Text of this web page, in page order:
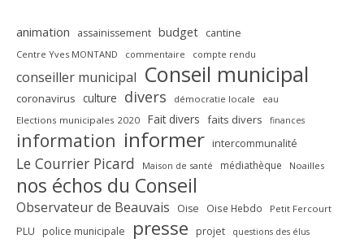
animation assainissement budget cantine
Centre Yves MONTAND commentaire compte rendu
conseiller municipal Conseil municipal
coronavirus culture divers démocratie locale eau
Elections municipales 2020 Fait divers faits divers finances
information informer intercommunalité
Le Courrier Picard Maison de santé médiathèque Noailles
nos échos du Conseil
Observateur de Beauvais Oise Oise Hebdo Petit Fercourt
PLU police municipale presse projet questions des élus